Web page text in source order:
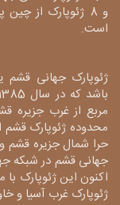
است.
ژئوپارک جهانی
محدوده ژئوپارک قشم
حرا شمال جزیره قشم
جهانی قشم در شبکه
ژئوپارک غرب آسیا و